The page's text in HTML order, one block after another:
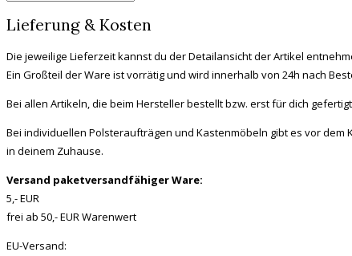
Lieferung & Kosten
Die je­wei­li­ge Lie­fer­zeit kannst du der De­tail­an­sicht der Ar­ti­kel
Ein Groß­teil der Wa­re ist vor­rä­tig und wird in­ner­halb von 24h nach
Bei al­len Ar­ti­keln, die beim Her­stel­ler be­stellt bzw. erst für dich
Bei in­di­vi­du­el­len Pols­ter­auf­trä­gen und Kas­ten­mö­beln gibt es vor dem
in dei­nem Zu­hau­se.
Ver­sand pa­ket­ver­sand­fä­hi­ger Wa­re:
5,- EUR
frei ab 50,- EUR Wa­ren­wert
EU-Ver­sand: